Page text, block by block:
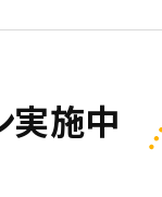
実施中